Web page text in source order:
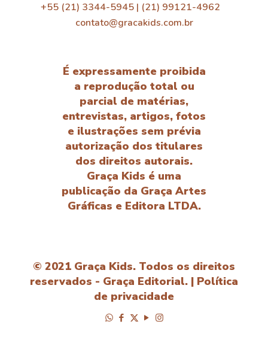
+55 (21) 3344-5945 | (21) 99121-4962
contato@gracakids.com.br
É expressamente proibida
a reprodução total ou
parcial de matérias,
entrevistas, artigos, fotos
e ilustrações sem prévia
autorização dos titulares
dos direitos autorais.
Graça Kids é uma
publicação da Graça Artes
Gráficas e Editora LTDA.
© 2021 Graça Kids. Todos os direitos
reservados - Graça Editorial. | Política
de privacidade